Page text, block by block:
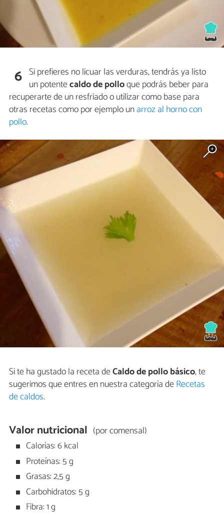
6 Si prefieres no licuar las verduras, tendrás ya listo
un potentecaldo de polloque podrás beber para
recuperarte de un resfriado o utilizar como base para
otras recetas como por ejemplo unarroz al horno con
pollo.
Si te ha gustado la receta deCaldo de pollo básico, te
sugerimos que entres en nuestra categoría deRecetas
de caldos.
Valor nutricional (por comensal)
Calorías: 6 kcal
Proteínas: 5 g
Grasas: 2,5 g
Carbohidratos: 5 g
Fibra: 1 g